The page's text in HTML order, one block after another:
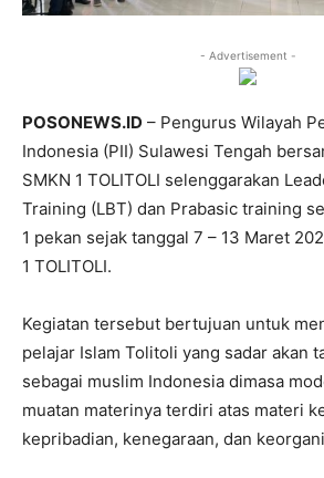
- Advertisement -
POSONEWS.ID – Pengurus Wilayah
Indonesia (PII) Sulawesi Tengah
SMKN 1 TOLITOLI selenggarakan
Training (LBT) dan Prabasic training
1 pekan sejak tanggal 7 – 13 Maret
1 TOLITOLI.
Kegiatan tersebut bertujuan untuk
pelajar Islam Tolitoli yang sadar akan
sebagai muslim Indonesia dimasa
muatan materinya terdiri atas materi
kepribadian, kenegaraan, dan